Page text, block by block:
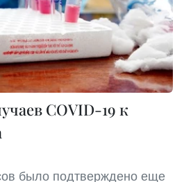
COVID-19 к
было подтверждено еще